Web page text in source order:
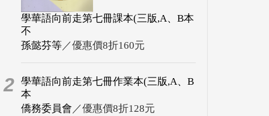
學華語向前走第七冊課本(三版,A、B本
不
孫懿芬等／優惠價8折160元
2 學華語向前走第七冊作業本(三版,A、B
本
僑務委員會 ／優惠價8折128元